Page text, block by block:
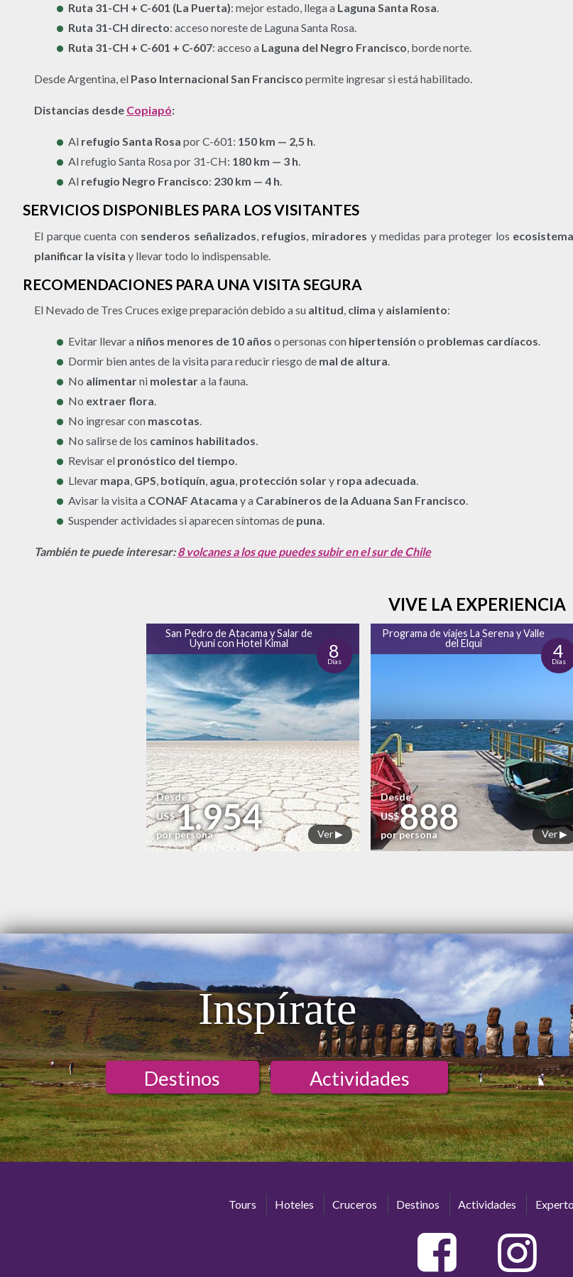
Ruta 31-CH + C-601 (La Puerta): mejor estado, llega a Laguna Santa Rosa.
Ruta 31-CH directo: acceso noreste de Laguna Santa Rosa.
Ruta 31-CH + C-601 + C-607: acceso a Laguna del Negro Francisco, borde norte.
Desde Argentina, el Paso Internacional San Francisco permite ingresar si está habilitado.
Distancias desde Copiapó:
Al refugio Santa Rosa por C-601: 150 km — 2,5 h.
Al refugio Santa Rosa por 31-CH: 180 km — 3 h.
Al refugio Negro Francisco: 230 km — 4 h.
SERVICIOS DISPONIBLES PARA LOS VISITANTES
El parque cuenta con senderos señalizados, refugios, miradores y medidas para proteger los
planificar la visita y llevar todo lo indispensable.
RECOMENDACIONES PARA UNA VISITA SEGURA
El Nevado de Tres Cruces exige preparación debido a su altitud, clima y aislamiento:
Evitar llevar a niños menores de 10 años o personas con hipertensión o problemas cardíacos.
Dormir bien antes de la visita para reducir riesgo de mal de altura.
No alimentarni molestara la fauna.
No extraer flora.
No ingresar con mascotas.
No salirse de los caminos habilitados.
Revisar el pronóstico del tiempo.
Llevar mapa, GPS, botiquín, agua, protección solary ropa adecuada.
Avisar la visita a CONAF Atacama y a Carabineros de la Aduana San Francisco.
Suspender actividades si aparecen síntomas de puna.
También te puede interesar:8 volcanes a los que puedes subir en el sur de Chile
VIVE LA EXPERIENCIA
San Pedro de Atacama y Salar de
Uyuni con Hotel Kimal
8
Días
Ver ▶
Desde
US$1.954
por persona
Programa de viajes La Serena y Valle
del Elqui
4
Días
Ver ▶
Desde
US$888
por persona
Inspírate
Destinos Actividades
Tours Hoteles Cruceros Destinos Actividades